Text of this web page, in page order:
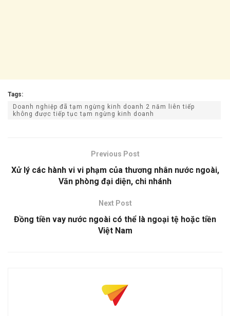
Tags:
Doanh nghiệp đã tạm ngừng kinh doanh 2 năm liên tiếp
không được tiếp tục tạm ngừng kinh doanh
Previous Post
Xử lý các hành vi vi phạm của thương nhân nước ngoài,
Văn phòng đại diện, chi nhánh
Next Post
Đồng tiền vay nước ngoài có thể là ngoại tệ hoặc tiền
Việt Nam